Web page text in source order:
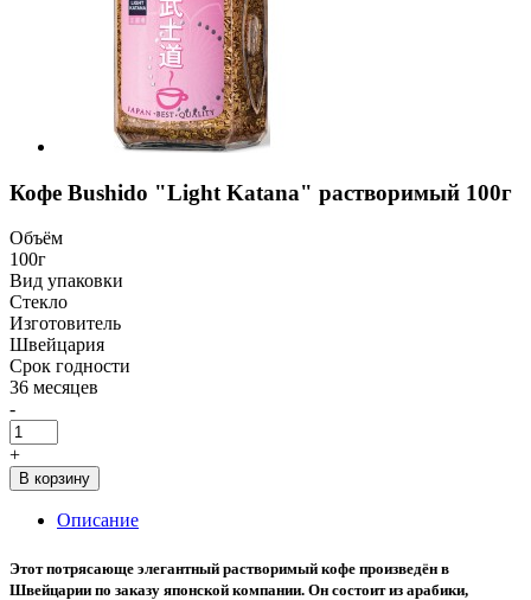
Кофе Bushido "Light Katana" растворимый 100г
Объём
100г
Вид упаковки
Стекло
Изготовитель
Швейцария
Срок годности
36 месяцев
-
+
В корзину
Описание
Этот потрясающе элегантный растворимый кофе произведён в
Швейцарии по заказу японской компании. Он состоит из арабики,